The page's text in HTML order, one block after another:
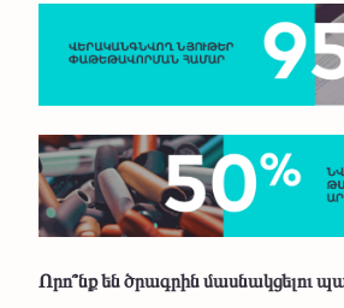
Որո՞նք են ծրագրին մասնակցելու